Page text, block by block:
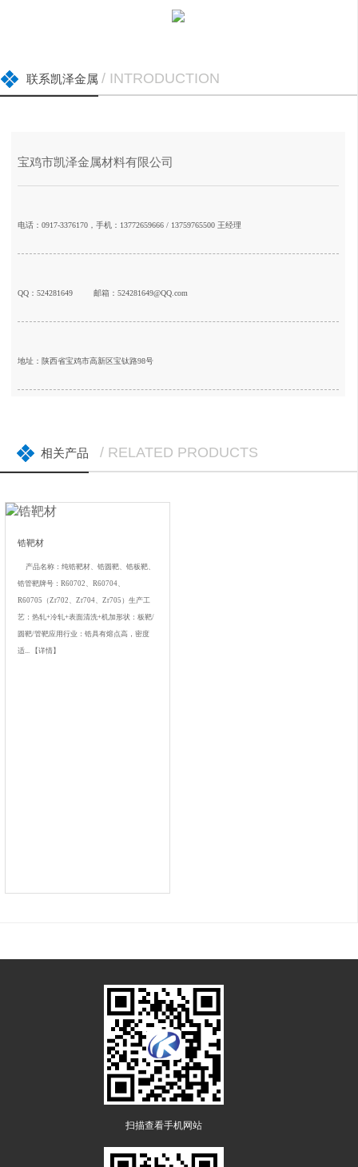
联系凯泽金属 / INTRODUCTION
宝鸡市凯泽金属材料有限公司
电话：0917-3376170，手机：13772659666 / 13759765500 王经理
QQ：524281649 邮箱：524281649@QQ.com
地址：陕西省宝鸡市高新区宝钛路98号
相关产品 / RELATED PRODUCTS
锆靶材
产品名称：纯锆靶材、锆圆靶、锆板靶、
锆管靶牌号：R60702、R60704、
R60705（Zr702、Zr704、Zr705）生产工
艺：热轧+冷轧+表面清洗+机加形状：板靶/
圆靶/管靶应用行业：锆具有熔点高，密度
适... 【详情】
扫描查看手机网站